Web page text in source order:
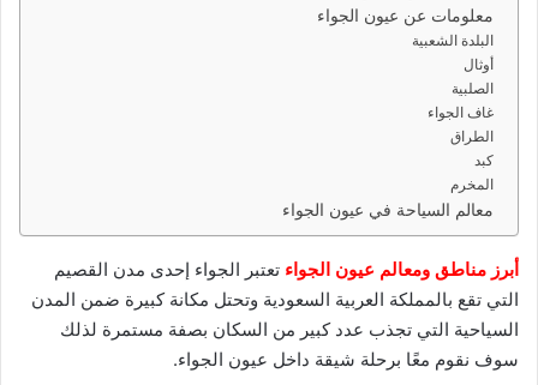
معلومات عن عيون الجواء
البلدة الشعبية
أوثال
الصلبية
غاف الجواء
الطراق
كبد
المخرم
معالم السياحة في عيون الجواء
أبرز مناطق ومعالم عيون الجواء تعتبر الجواء إحدى مدن القصيم
التي تقع بالمملكة العربية السعودية وتحتل مكانة كبيرة ضمن المدن
السياحية التي تجذب عدد كبير من السكان بصفة مستمرة لذلك
سوف نقوم معًا برحلة شيقة داخل عيون الجواء.